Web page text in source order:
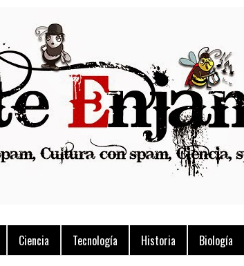
Ciencia Tecnología Historia Biología